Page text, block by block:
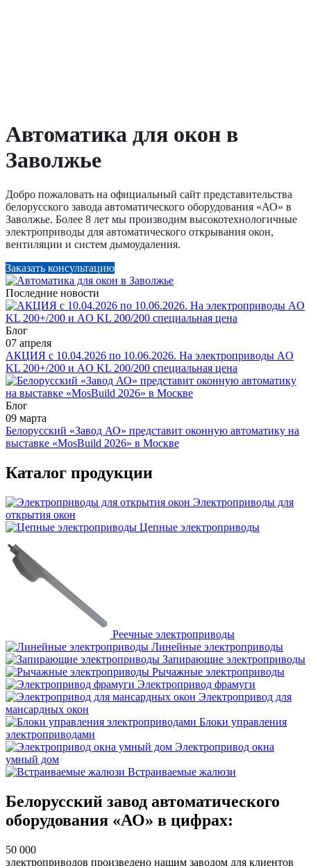
Автоматика для окон в
Заволжье
Добро пожаловать на официальный сайт представительства
белорусского завода автоматического оборудования «АО» в
Заволжье. Более 8 лет мы производим высокотехнологичные
электроприводы для автоматического открывания окон,
вентиляции и систем дымоудаления.
Заказать консультацию
Последние новости
Блог
07 апреля
АКЦИЯ с 10.04.2026 по 10.06.2026. На электроприводы AO
KL 200+/200 и AO KL 200/200 специальная цена
Блог
09 марта
Белорусский «Завод АО» представит оконную автоматику на
выставке «MosBuild 2026» в Москве
Каталог продукции
Электроприводы для
открытия окон
Цепные электроприводы
Реечные электроприводы
Линейные электроприводы
Запирающие электроприводы
Рычажные электроприводы
Электропривод фрамуги
Электропривод для
мансардных окон
Блоки управления
электроприводами
Электропривод окна
умный дом
Встраиваемые жалюзи
Белорусский завод автоматического
оборудования «АО» в цифрах:
50 000
электроприводов произведено нашим заводом для клиентов